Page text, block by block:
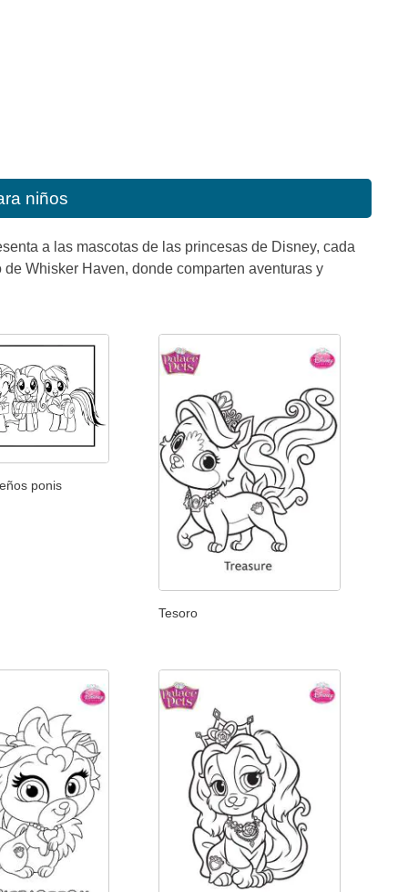
niños
a las mascotas de las princesas de Disney, cada
Whisker Haven, donde comparten aventuras y
ponis
Tesoro